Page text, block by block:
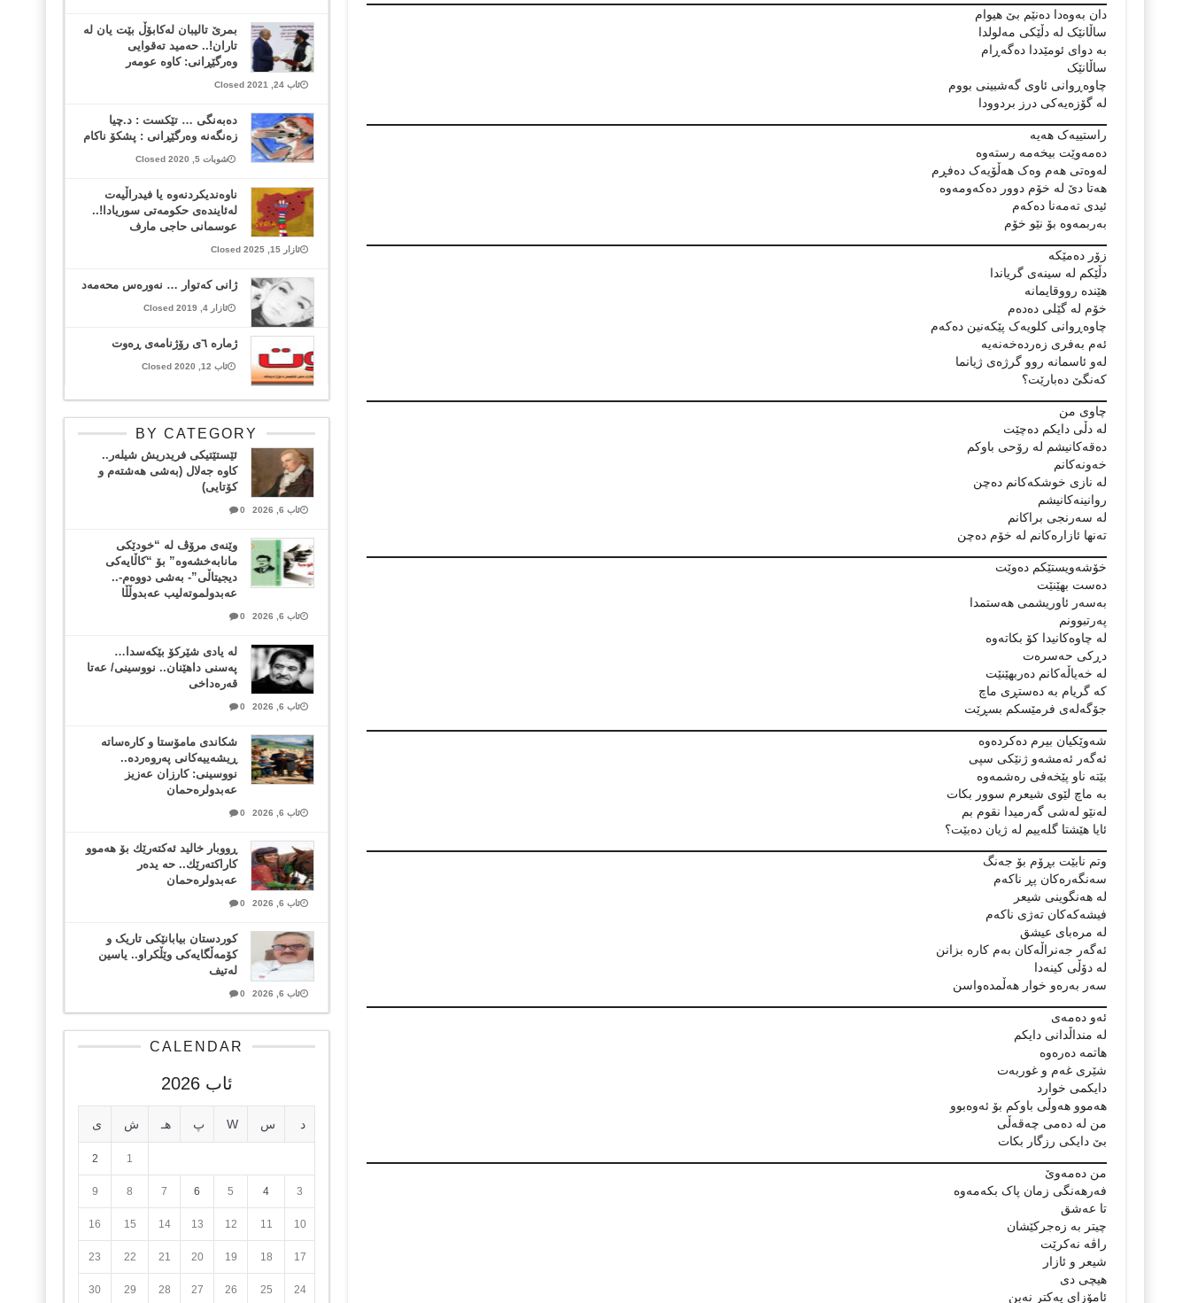
دان بەوەدا دەنێم بێ ھیوام
ساڵانێک لە دڵێکی مەلولدا
بە دوای ئومێددا دەگەڕام
ساڵانێک
چاوەڕوانی ئاوی گەشبینی بووم
لە گۆزەیەکی درز بردوودا
راستییەک ھەیە
دەمەوێت بیخەمە رستەوە
لەوەتی ھەم وەک ھەڵۆیەک دەفڕم
ھەتا دێ لە خۆم دوور دەکەومەوە
ئیدی تەمەنا دەکەم
بەربمەوە بۆ نێو خۆم
زۆر دەمێکە
دڵێکم لە سینەی گریاندا
ھێندە رووقایمانە
خۆم لە گێلی دەدەم
چاوەڕوانی کلویەک پێکەنین دەکەم
ئەم بەفری زەردەخەنەیە
لەو ئاسمانە روو گرژەی ژیانما
کەنگێ دەبارێت؟
چاوی من
لە دڵی دایکم دەچێت
دەقەکانیشم لە رۆحی باوکم
خەونەکانم
لە نازی خوشکەکانم دەچن
روانینەکانیشم
لە سەرنجی براکانم
تەنھا ئازارەکانم لە خۆم دەچن
خۆشەویستێکم دەوێت
دەست بھێنێت
بەسەر ئاوریشمی ھەستمدا
پەرتبوونم
لە چاوەکانیدا کۆ بکاتەوە
دڕکی حەسرەت
لە خەیاڵەکانم دەربھێنێت
کە گریام بە دەستڕی ماچ
جۆگەلەی فرمێسکم بسڕێت
شەوێکیان بیرم دەکردەوە
ئەگەر ئەمشەو ژنێکی سپی
بێتە ناو پێخەفی رەشمەوە
بە ماچ لێوی شیعرم سوور بکات
لەنێو لەشی گەرمیدا نقوم بم
ئایا ھێشتا گلەییم لە ژیان دەبێت؟
وتم نابێت بڕۆم بۆ جەنگ
سەنگەرەکان پڕ ناکەم
لە ھەنگوینی شیعر
فیشەکەکان تەژی ناکەم
لە مرەبای عیشق
ئەگەر جەنراڵەکان بەم کارە بزانن
لە دۆڵی کینەدا
سەر بەرەو خوار ھەڵمدەواسن
ئەو دەمەی
لە منداڵدانی دایکم
ھاتمە دەرەوە
شێری غەم و غوربەت
دایکمی خوارد
ھەموو ھەوڵی باوکم بۆ ئەوەبوو
من لە دەمی چەقەڵی
بێ دایکی رزگار بکات
من دەمەوێ
فەرھەنگی زمان پاک بکەمەوە
تا عەشق
چیتر بە زەجرکێشان
راڤە نەکرێت
شیعر و ئازار
ھیچی دی
ئامۆزای یەکتر نەبن
بمرێ تالیبان لەکابۆڵ بێت یان لە
تاران!.. حەمید تەقوایی
وەرگێڕانی: کاوە عومەر
ئاب 24, 2021 Closed
دەبەنگی … تێکست : د.چیا
زەنگەنە وەرگێڕانی : پشکۆ ناکام
شوبات 5, 2020 Closed
ناوەندیکردنەوە یا فیدراڵیەت
لەئایندەی حکومەتی سوریادا!..
عوسمانی حاجی مارف
ئازار 15, 2025 Closed
ژانی کەتوار … نەورەس محەمەد
ئازار 4, 2019 Closed
ژمارە ٦ی رۆژنامەی ڕەوت
ئاب 12, 2020 Closed
BY CATEGORY
ئێستێتیکی فریدریش شیلەر..
کاوە جەلال (بەشی هەشتەم و
کۆتایی)
ئاب 6, 2026 0
وێنەی مرۆڤ لە “خودێکی
مانابەخشەوە” بۆ “کاڵایەکی
دیجیتاڵی”- بەشی دووەم-..
عەبدولموتەلیب عەبدوڵڵا
ئاب 6, 2026 0
لە یادی شێرکۆ بێکەسدا…
پەسنی داهێنان.. نووسینی/ عەتا
قەرەداخی
ئاب 6, 2026 0
شکاندی مامۆستا و کارەساتە
ڕیشەییەکانی پەروەردە..
نووسینی: کارزان عەزیز
عەبدولرەحمان
ئاب 6, 2026 0
ڕووبار خالید ئەكتەرێك بۆ هەموو
كاراكتەرێك.. حه یدەر
عەبدولرەحمان
ئاب 6, 2026 0
کوردستان بیابانێکی تاریک و
کۆمەڵگایەکی وێڵکراو.. یاسین
لەتیف
ئاب 6, 2026 0
CALENDAR
ئاب 2026
د س W پ هـ ش ی
1
2
3
4
5
6
7
8
9
10
11
12
13
14
15
16
17
18
19
20
21
22
23
24
25
26
27
28
29
30